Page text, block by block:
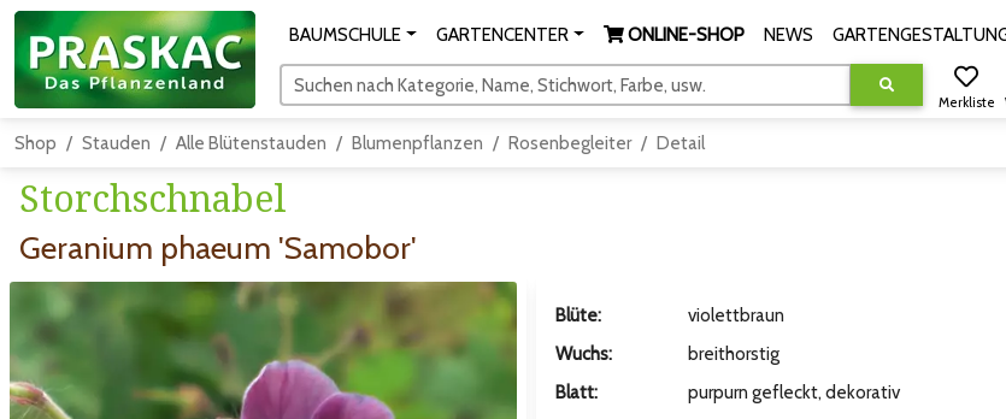
BAUMSCHULE GARTENCENTER ONLINE-SHOP NEWS
Suchen nach Kategorie, Name, Stichwort, Farbe, usw.
Merkliste
Shop Stauden Alle Blütenstauden Blumenpflanzen Rosenbegleiter Detail
Storchschnabel
Geranium phaeum 'Samobor'
Blüte:
violettbraun
Wuchs:
breithorstig
Blatt:
purpurn gefleckt, dekorativ